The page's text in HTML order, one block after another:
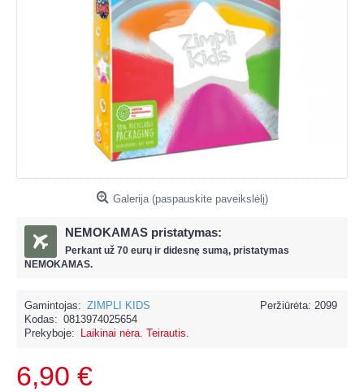
Galerija (paspauskite paveikslėlį)
NEMOKAMAS pristatymas:
Perkant už 70 eurų ir didesnę sumą, pristatymas
NEMOKAMAS.
Peržiūrėta: 2099
Gamintojas: ZIMPLI KIDS
Kodas: 0813974025654
Prekyboje:
Laikinai nėra. Teirautis.
6,90 €